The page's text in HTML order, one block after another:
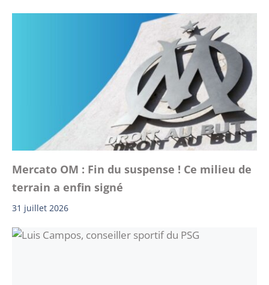
Mercato OM : Fin du suspense ! Ce milieu de
terrain a enfin signé
31 juillet 2026